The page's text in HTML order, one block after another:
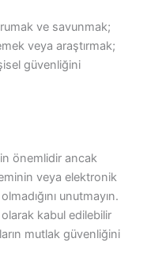
ve savunmak;
veya araştırmak;
güvenliğini
önemlidir ancak
veya elektronik
unutmayın.
kabul edilebilir
mutlak güvenliğini